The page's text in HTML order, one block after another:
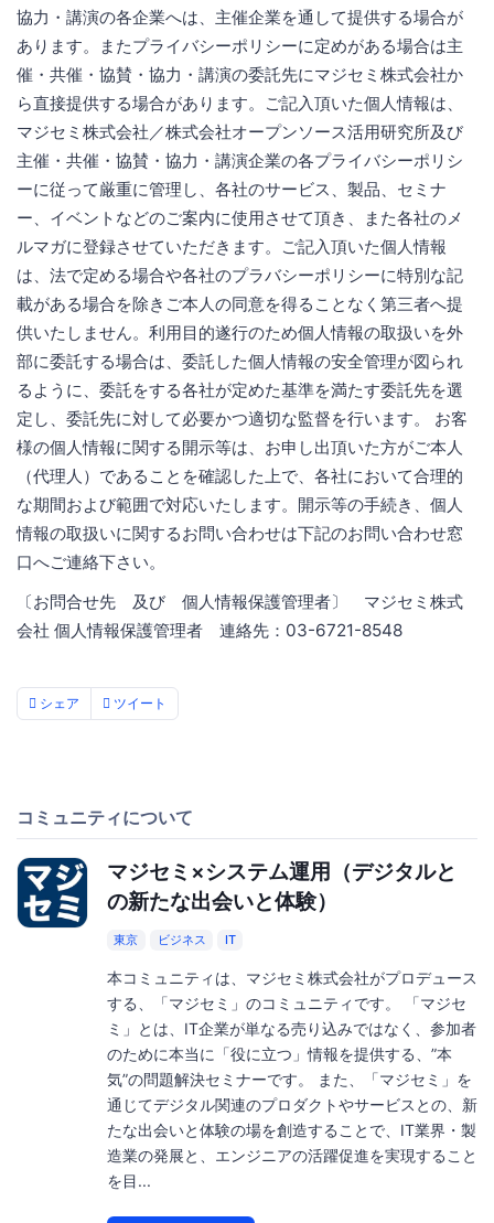
協力・講演の各企業へは、主催企業を通して提供する場合が
あります。またプライバシーポリシーに定めがある場合は主
催・共催・協賛・協力・講演の委託先にマジセミ株式会社か
ら直接提供する場合があります。ご記入頂いた個人情報は、
マジセミ株式会社／株式会社オープンソース活用研究所及び
主催・共催・協賛・協力・講演企業の各プライバシーポリシ
ーに従って厳重に管理し、各社のサービス、製品、セミナ
ー、イベントなどのご案内に使用させて頂き、また各社のメ
ルマガに登録させていただきます。ご記入頂いた個人情報
は、法で定める場合や各社のプラバシーポリシーに特別な記
載がある場合を除きご本人の同意を得ることなく第三者へ提
供いたしません。利用目的遂行のため個人情報の取扱いを外
部に委託する場合は、委託した個人情報の安全管理が図られ
るように、委託をする各社が定めた基準を満たす委託先を選
定し、委託先に対して必要かつ適切な監督を行います。 お客
様の個人情報に関する開示等は、お申し出頂いた方がご本人
（代理人）であることを確認した上で、各社において合理的
な期間および範囲で対応いたします。開示等の手続き、個人
情報の取扱いに関するお問い合わせは下記のお問い合わせ窓
口へご連絡下さい。
〔お問合せ先 及び 個人情報保護管理者〕 マジセミ株式
会社 個人情報保護管理者 連絡先：03-6721-8548
シェア ツイート
コミュニティについて
マジセミ×システム運用（デジタルと
の新たな出会いと体験）
東京 ビジネス IT
本コミュニティは、マジセミ株式会社がプロデュース
する、「マジセミ」のコミュニティです。 「マジセ
ミ」とは、IT企業が単なる売り込みではなく、参加者
のために本当に「役に立つ」情報を提供する、”本
気”の問題解決セミナーです。 また、「マジセミ」を
通じてデジタル関連のプロダクトやサービスとの、新
たな出会いと体験の場を創造することで、IT業界・製
造業の発展と、エンジニアの活躍促進を実現すること
を目...